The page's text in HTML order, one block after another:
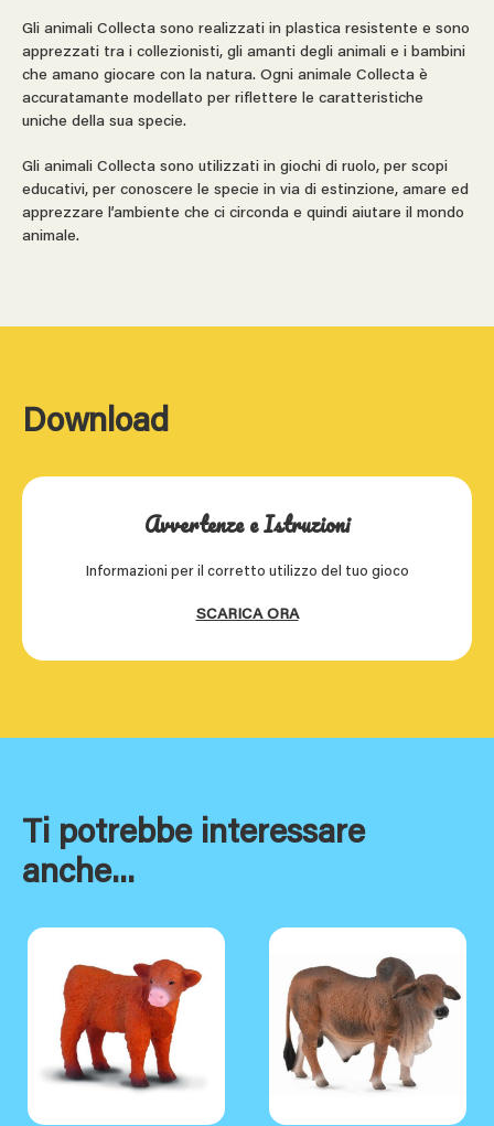
Gli animali Collecta sono realizzati in plastica resistente e sono
apprezzati tra i collezionisti, gli amanti degli animali e i bambini
che amano giocare con la natura. Ogni animale Collecta è
accuratamante modellato per riflettere le caratteristiche
uniche della sua specie.
Gli animali Collecta sono utilizzati in giochi di ruolo, per scopi
educativi, per conoscere le specie in via di estinzione, amare ed
apprezzare l’ambiente che ci circonda e quindi aiutare il mondo
animale.
Download
Avvertenze e Istruzioni
Informazioni per il corretto utilizzo del tuo gioco
SCARICA ORA
Ti potrebbe interessare
anche...